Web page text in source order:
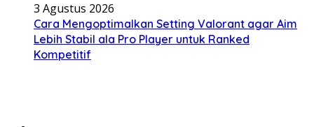
3 Agustus 2026
Cara Mengoptimalkan Setting Valorant agar Aim
Lebih Stabil ala Pro Player untuk Ranked
Kompetitif